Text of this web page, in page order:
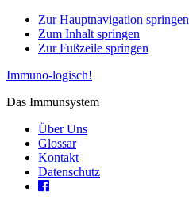
Zur Hauptnavigation springen
Zum Inhalt springen
Zur Fußzeile springen
Immuno-logisch!
Das Immunsystem
Über Uns
Glossar
Kontakt
Datenschutz